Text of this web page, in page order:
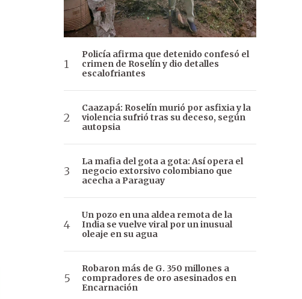
Policía afirma que detenido confesó el
crimen de Roselín y dio detalles
escalofriantes
Caazapá: Roselín murió por asfixia y la
violencia sufrió tras su deceso, según
autopsia
La mafia del gota a gota: Así opera el
negocio extorsivo colombiano que
acecha a Paraguay
Un pozo en una aldea remota de la
India se vuelve viral por un inusual
oleaje en su agua
Robaron más de G. 350 millones a
compradores de oro asesinados en
Encarnación